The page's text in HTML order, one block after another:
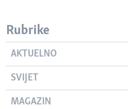
Rubrike
AKTUELNO
SVIJET
MAGAZIN